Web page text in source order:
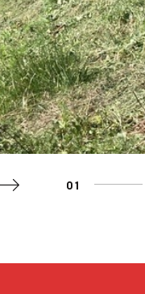
,
.
0
6
,
.
-
1
7